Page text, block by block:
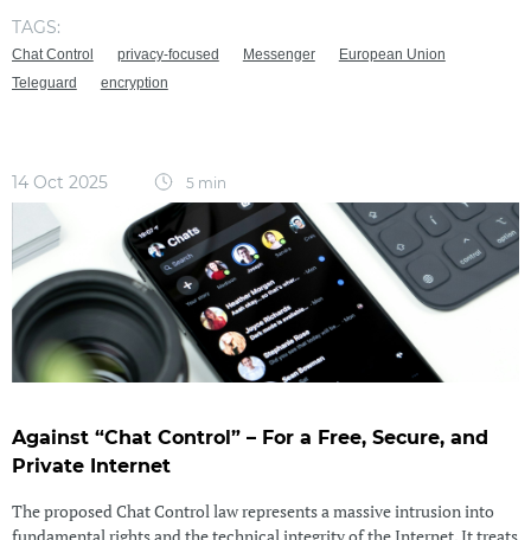
TAGS:
Chat Control privacy-focused Messenger
European Union
Teleguard
encryption
14 Oct 2025 5 min
Against “Chat Control” – For a Free, Secure, and
Private Internet
The proposed Chat Control law represents a massive intrusion into
fundamental rights and the technical integrity of the Internet. It treats